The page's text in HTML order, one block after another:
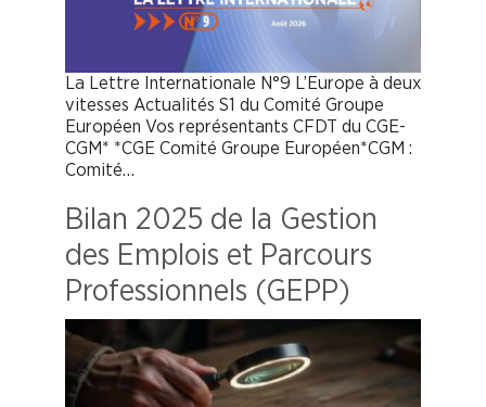
La Lettre Internationale N°9 L’Europe à deux
vitesses Actualités S1 du Comité Groupe
Européen Vos représentants CFDT du CGE-
CGM* *CGE Comité Groupe Européen*CGM :
Comité…
Bilan 2025 de la Gestion
des Emplois et Parcours
Professionnels (GEPP)